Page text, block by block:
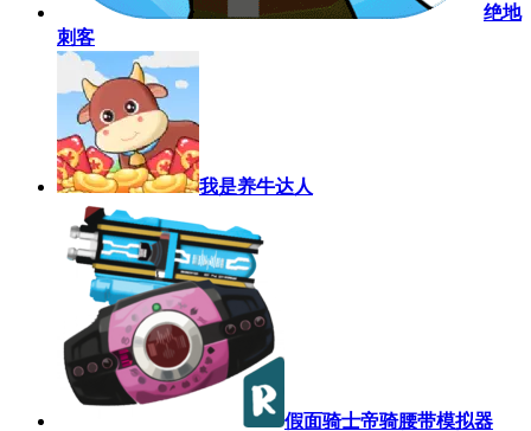
绝地
刺客
我是养牛达人
假面骑士帝骑腰带模拟器